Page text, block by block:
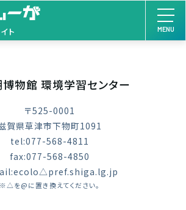
ト MENU
物館 環境学習センター
〒525-0001
賀県草津市下物町1091
tel:077-568-4811
fax:077-568-4850
※△を@に置き換えてください。